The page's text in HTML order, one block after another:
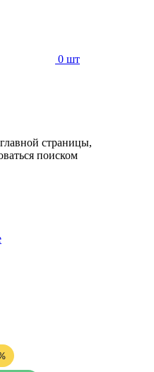
0 шт
страницы,
поиском